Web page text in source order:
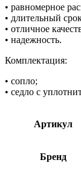
• равномерное
• длительный
• отличное
• надежность.
Комплектация:
• сопло;
• седло с
Артикул
Бренд